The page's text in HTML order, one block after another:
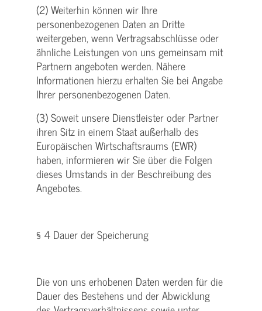
(2) Weiterhin können wir Ihre
personenbezogenen Daten an Dritte
weitergeben, wenn Vertragsabschlüsse oder
ähnliche Leistungen von uns gemeinsam mit
Partnern angeboten werden. Nähere
Informationen hierzu erhalten Sie bei Angabe
Ihrer personenbezogenen Daten.
(3) Soweit unsere Dienstleister oder Partner
ihren Sitz in einem Staat außerhalb des
Europäischen Wirtschaftsraums (EWR)
haben, informieren wir Sie über die Folgen
dieses Umstands in der Beschreibung des
Angebotes.
§ 4 Dauer der Speicherung
Die von uns erhobenen Daten werden für die
Dauer des Bestehens und der Abwicklung